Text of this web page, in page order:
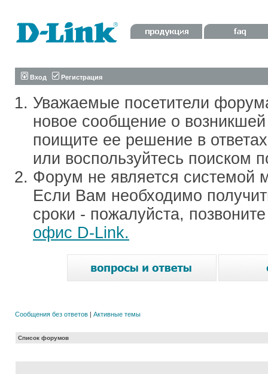
Вход Регистрация
Уважаемые посетители
новое сообщение о
поищите ее решение в
или воспользуйтесь поиском
Форум не является системой
Если Вам необходимо
сроки - пожалуйста,
офис D-Link.
Сообщения без ответов | Активные темы
Список форумов